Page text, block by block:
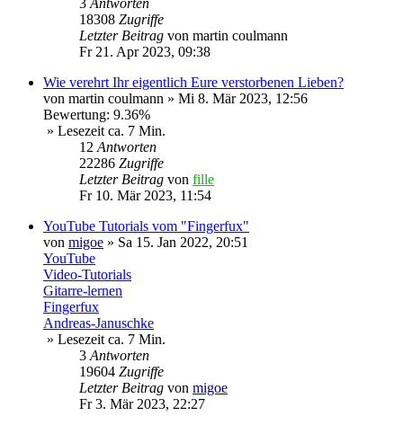
18308 Zugriffe
Letzter Beitrag von martin coulmann
Fr 21. Apr 2023, 09:38
Wie verehrt Ihr eigentlich Eure verstorbenen Lieben?
von martin coulmann » Mi 8. Mär 2023, 12:56
Bewertung: 9.36%
» Lesezeit ca. 7 Min.
12 Antworten
22286 Zugriffe
Letzter Beitrag von fille
Fr 10. Mär 2023, 11:54
YouTube Tutorials vom "Fingerfux"
von migoe » Sa 15. Jan 2022, 20:51
YouTube
Video-Tutorials
Gitarre-lernen
Fingerfux
Andreas-Januschke
» Lesezeit ca. 7 Min.
3 Antworten
19604 Zugriffe
Letzter Beitrag von migoe
Fr 3. Mär 2023, 22:27